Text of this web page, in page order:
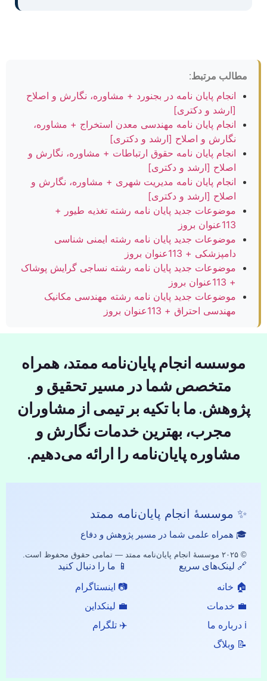
مطالب مرتبط:
انجام پایان نامه در بجنورد + مشاوره، نگارش و اصلاح
[ارشد و دکتری]
انجام پایان نامه مهندسی معدن استخراج + مشاوره،
نگارش و اصلاح [ارشد و دکتری]
انجام پایان نامه حقوق ارتباطات + مشاوره، نگارش و
اصلاح [ارشد و دکتری]
انجام پایان نامه مدیریت شهری + مشاوره، نگارش و
اصلاح [ارشد و دکتری]
موضوعات جدید پایان نامه رشته تغذیه طیور +
113عنوان بروز
موضوعات جدید پایان نامه رشته ایمنی شناسی
دامپزشکی + 113عنوان بروز
موضوعات جدید پایان نامه رشته نساجی گرایش پوشاک
+ 113عنوان بروز
موضوعات جدید پایان نامه رشته مهندسی مکانیک
مهندسی احتراق + 113عنوان بروز
موسسه انجام پایان‌نامه ممتد، همراه
متخصص شما در مسیر تحقیق و
پژوهش. ما با تکیه بر تیمی از مشاوران
مجرب، بهترین خدمات نگارش و
مشاوره پایان‌نامه را ارائه می‌دهیم.
✨ موسسهٔ انجام پایان‌نامه ممتد
🎓 همراه علمی شما در مسیر پژوهش و دفاع
© ۲۰۲۵ موسسهٔ انجام پایان‌نامه ممتد — تمامی حقوق محفوظ است.
🔗 لینک‌های سریع
🏠 خانه
💼 خدمات
ℹ️ درباره ما
📝 وبلاگ
📱 ما را دنبال کنید
📷 اینستاگرام
💼 لینکداین
✈️ تلگرام